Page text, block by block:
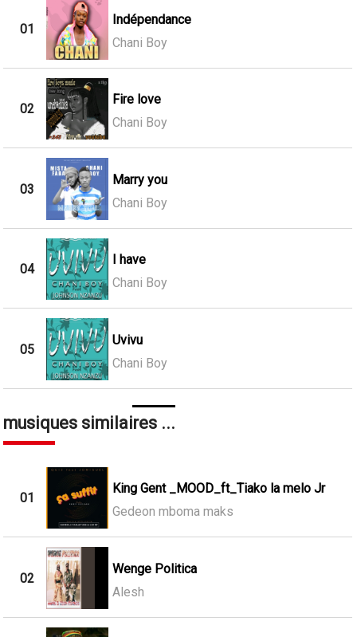
01
Indépendance
Chani Boy
02
Fire love
Chani Boy
03
Marry you
Chani Boy
04
I have
Chani Boy
05
Uvivu
Chani Boy
musiques similaires ...
01
King Gent _MOOD_ft_Tiako la melo Jr
Gedeon mboma maks
02
Wenge Politica
Alesh